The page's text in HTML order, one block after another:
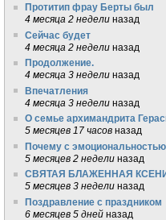
Протитип фрау Берты был
4 месяца 2 недели назад
Сейчас будет
4 месяца 2 недели назад
Продолжение.
4 месяца 3 недели назад
Впечатления
4 месяца 3 недели назад
О семье архимандрита
5 месяцев 17 часов назад
Почему с эмоциональностью
5 месяцев 2 недели назад
СВЯТАЯ БЛАЖЕННАЯ
5 месяцев 3 недели назад
Поздравление с праздником
6 месяцев 5 дней назад